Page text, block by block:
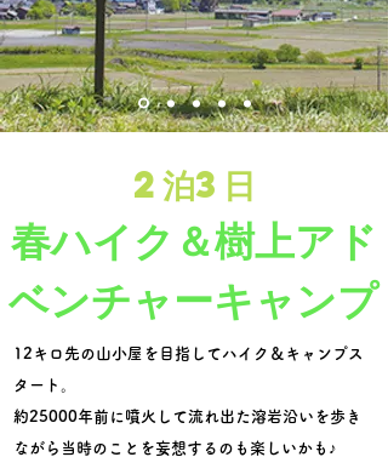
​2泊3日
春ハイク＆樹上アド
ベンチャーキャンプ
12キロ先の山小屋を目指してハイク＆キャンプス
タート。
約25000年前に噴火して流れ出た溶岩沿いを歩き
ながら当時のことを妄想するのも楽しいかも♪